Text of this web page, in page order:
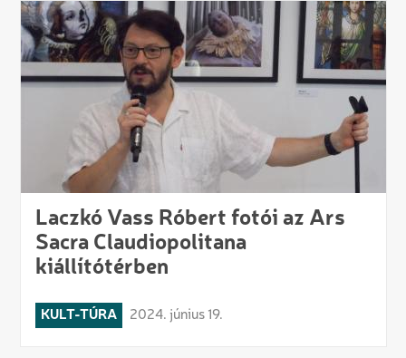
Laczkó Vass Róbert fotói az Ars
Sacra Claudiopolitana
kiállítótérben
KULT-TÚRA 2024. június 19.